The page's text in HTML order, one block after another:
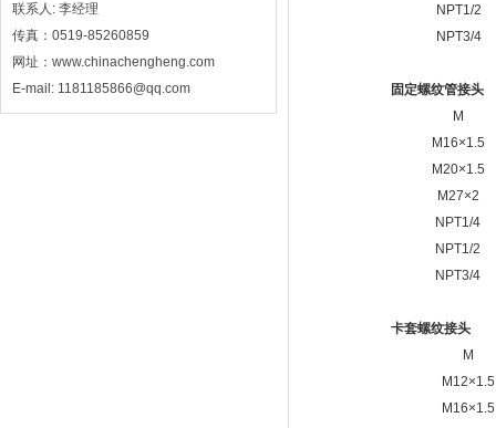
联系人: 李经理
传真：0519-85260859
网址：www.chinachengheng.com
E-mail: 1181185866@qq.com
NPT1/2
NPT3/4
固定螺纹管接头
M
M16×1.5
M20×1.5
M27×2
NPT1/4
NPT1/2
NPT3/4
卡套螺纹接头
M
M12×1.5
M16×1.5